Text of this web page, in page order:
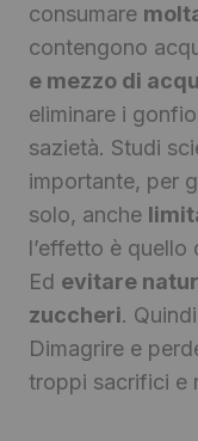
consumare
contengono
e mezzo di
eliminare i
sazietà. Studi
importante, per
solo, anche
l’effetto è
Ed evitare
zuccheri.
Dimagrire e
troppi sacrifici e